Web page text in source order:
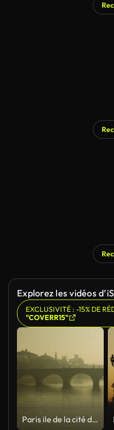
Explorez les vidéos
EXCLUSIVITÉ : -15% DE
"COVERR15"
Paris ile de la cité dans le brouillard